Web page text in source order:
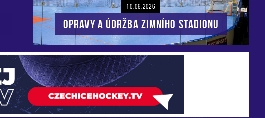
10.06.2026
Opravy a údržba zimního stadionu